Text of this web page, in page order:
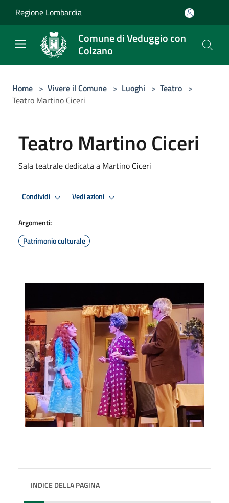
Regione Lombardia
Comune di Veduggio con
Colzano
Home > Vivere il Comune > Luoghi > Teatro >
Teatro Martino Ciceri
Teatro Martino Ciceri
Sala teatrale dedicata a Martino Ciceri
Condividi Vedi azioni
Argomenti:
Patrimonio culturale
INDICE DELLA PAGINA